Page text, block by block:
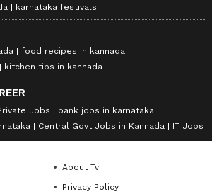
karnataka festivals
food recipes in kannada
kitchen tips in kannada
Jobs
bank jobs in karnataka
Central Govt Jobs in Kannada IT Jobs
About Tv
Privacy Policy